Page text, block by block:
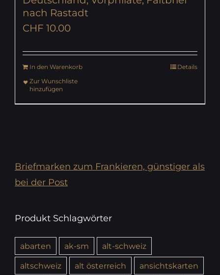
nach Rastadt
CHF 10.00
In den Warenkorb
Details
Zur Wunschliste
hinzufügen
Briefmarken zum Frankieren, günstiger als
bei der Post
Produkt Schlagwörter
abarten ak-sm
alt-schweiz
altschweiz
alt österreich
ansichtskarten